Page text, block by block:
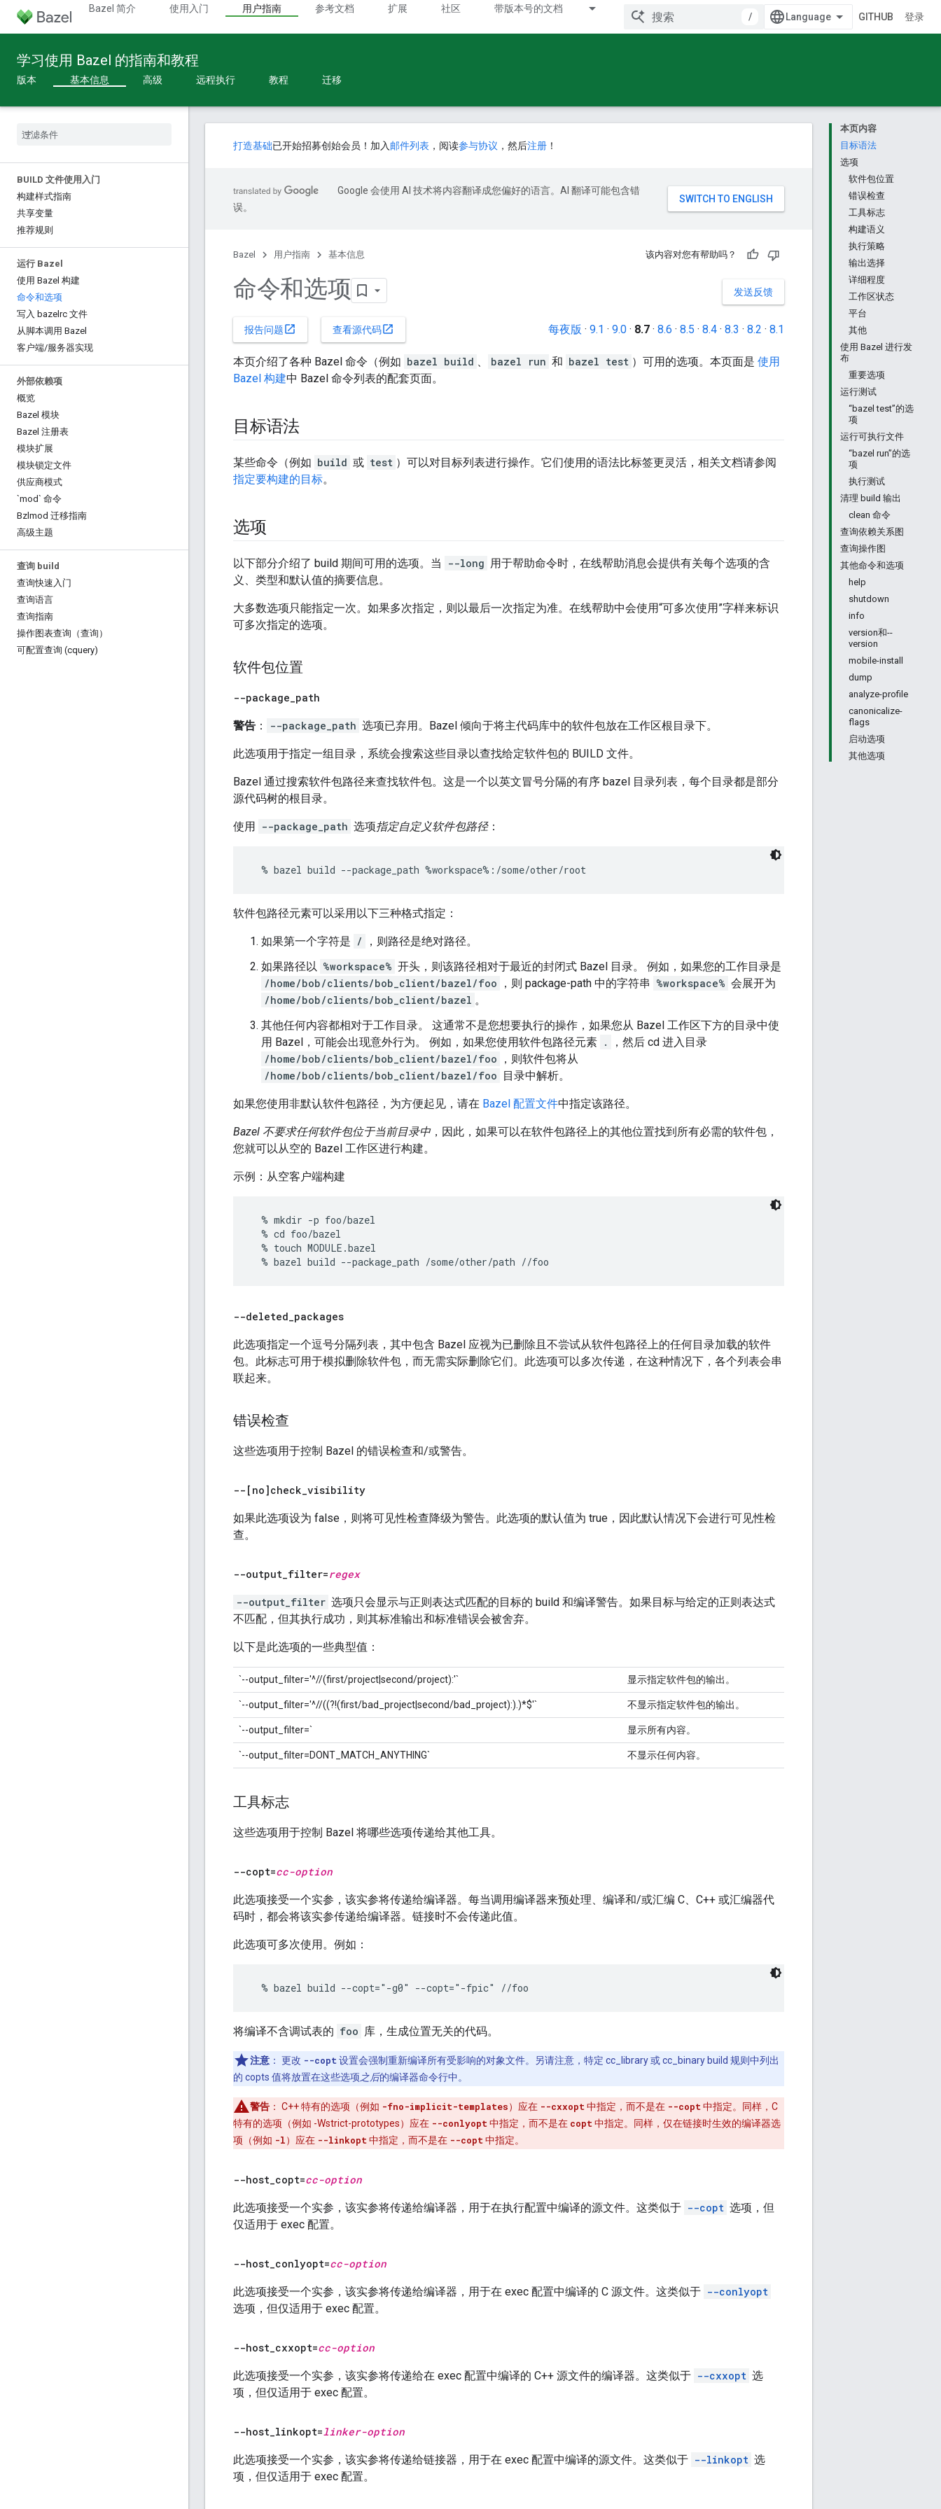
Bazel 简介 使用入门 用户指南 参考文档 扩展 社区 带版本号的文档
/ GITHUB 登录
学习使用 Bazel 的指南和教程
版本 基本信息 高级 远程执行 教程 迁移
BUILD 文件使用入门
构建样式指南
共享变量
推荐规则
运行 Bazel
使用 Bazel 构建
命令和选项
写入 bazelrc 文件
从脚本调用 Bazel
客户端/服务器实现
外部依赖项
概览
Bazel 模块
Bazel 注册表
模块扩展
模块锁定文件
供应商模式
`mod` 命令
Bzlmod 迁移指南
高级主题
查询 build
查询快速入门
查询语言
查询指南
操作图表查询（查询）
可配置查询 (cquery)
本页内容
目标语法
选项
软件包位置
错误检查
工具标志
构建语义
执行策略
输出选择
详细程度
工作区状态
平台
其他
使用 Bazel 进行发
布
重要选项
运行测试
“bazel test”的选
项
运行可执行文件
“bazel run”的选
项
执行测试
清理 build 输出
clean 命令
查询依赖关系图
查询操作图
其他命令和选项
help
shutdown
info
version和--
version
mobile-install
dump
analyze-profile
canonicalize-
flags
启动选项
其他选项
打造基础已开始招募创始会员！加入 邮件列表 ，阅读参与协议 ，然后注册 ！
Google 会使用 AI 技术将内容翻译成您偏好的语言。AI 翻译可能包含错
误。
Bazel 用户指南 基本信息 该内容对您有帮助吗？
发送反馈
命令和选项
报告问题 open_in_new 查看源代码open_in_new 每夜版 · 9.1 · 9.0 · 8.7 · 8.6 · 8.5 · 8.4 · 8.3 · 8.2 · 8.1
本页介绍了各种 Bazel 命令（例如 bazel build 、 bazel run 和 bazel test ）可用的选项。本页面是 使用
Bazel 构建中 Bazel 命令列表的配套页面。
目标语法
某些命令（例如 build 或 test ）可以对目标列表进行操作。它们使用的语法比标签更灵活，相关文档请参阅
指定要构建的目标。
选项
以下部分介绍了 build 期间可用的选项。当 --long 用于帮助命令时，在线帮助消息会提供有关每个选项的含
义、类型和默认值的摘要信息。
大多数选项只能指定一次。如果多次指定，则以最后一次指定为准。在线帮助中会使用“可多次使用”字样来标识
可多次指定的选项。
软件包位置
--package_path
警告 ： --package_path 选项已弃用。Bazel 倾向于将主代码库中的软件包放在工作区根目录下。
此选项用于指定一组目录，系统会搜索这些目录以查找给定软件包的 BUILD 文件。
Bazel 通过搜索软件包路径来查找软件包。这是一个以英文冒号分隔的有序 bazel 目录列表，每个目录都是部分
源代码树的根目录。
使用 --package_path 选项指定自定义软件包路径：
软件包路径元素可以采用以下三种格式指定：
如果第一个字符是 /
，则路径是绝对路径。
如果路径以 %workspace% 开头，则该路径相对于最近的封闭式 Bazel 目录。 例如，如果您的工作目录是
/home/bob/clients/bob_client/bazel/foo
，则 package-path 中的字符串 %workspace% 会展开为
/home/bob/clients/bob_client/bazel 。
其他任何内容都相对于工作目录。 这通常不是您想要执行的操作，如果您从 Bazel 工作区下方的目录中使
用 Bazel，可能会出现意外行为。 例如，如果您使用软件包路径元素 .
，然后 cd 进入目录
/home/bob/clients/bob_client/bazel/foo
，则软件包将从
/home/bob/clients/bob_client/bazel/foo 目录中解析。
如果您使用非默认软件包路径，为方便起见，请在 Bazel 配置文件中指定该路径。
Bazel 不要求任何软件包位于当前目录中，因此，如果可以在软件包路径上的其他位置找到所有必需的软件包，
您就可以从空的 Bazel 工作区进行构建。
示例：从空客户端构建
  % mkdir -p foo/bazel
  % cd foo/bazel
  % touch MODULE.bazel
--deleted_packages
此选项指定一个逗号分隔列表，其中包含 Bazel 应视为已删除且不尝试从软件包路径上的任何目录加载的软件
包。此标志可用于模拟删除软件包，而无需实际删除它们。此选项可以多次传递，在这种情况下，各个列表会串
联起来。
错误检查
这些选项用于控制 Bazel 的错误检查和/或警告。
--[no]check_visibility
如果此选项设为 false，则将可见性检查降级为警告。此选项的默认值为 true，因此默认情况下会进行可见性检
查。
--output_filter=regex
--output_filter 选项只会显示与正则表达式匹配的目标的 build 和编译警告。如果目标与给定的正则表达式
不匹配，但其执行成功，则其标准输出和标准错误会被舍弃。
以下是此选项的一些典型值：
`--output_filter='^//(first/project|second/project):'` 显示指定软件包的输出。
`--output_filter='^//((?!(first/bad_project|second/bad_project):).)*$'` 不显示指定软件包的输出。
`--output_filter=` 显示所有内容。
`--output_filter=DONT_MATCH_ANYTHING` 不显示任何内容。
工具标志
这些选项用于控制 Bazel 将哪些选项传递给其他工具。
--copt=cc-option
此选项接受一个实参，该实参将传递给编译器。每当调用编译器来预处理、编译和/或汇编 C、C++ 或汇编器代
码时，都会将该实参传递给编译器。链接时不会传递此值。
此选项可多次使用。例如：
将编译不含调试表的 foo 库，生成位置无关的代码。
注意 ： 更改 --copt 设置会强制重新编译所有受影响的对象文件。另请注意，特定 cc_library 或 cc_binary build 规则中列出
的 copts 值将放置在这些选项 之后的编译器命令行中。
警告 ： C++ 特有的选项（例如 -fno-implicit-templates）应在 --cxxopt 中指定，而不是在 --copt 中指定。同样，C
特有的选项（例如 -Wstrict-prototypes）应在 --conlyopt 中指定，而不是在 copt 中指定。同样，仅在链接时生效的编译器选
项（例如 -l）应在 --linkopt 中指定，而不是在 --copt 中指定。
--host_copt=cc-option
此选项接受一个实参，该实参将传递给编译器，用于在执行配置中编译的源文件。这类似于 --copt 选项，但
仅适用于 exec 配置。
--host_conlyopt=cc-option
此选项接受一个实参，该实参将传递给编译器，用于在 exec 配置中编译的 C 源文件。这类似于 --conlyopt
选项，但仅适用于 exec 配置。
--host_cxxopt=cc-option
此选项接受一个实参，该实参将传递给在 exec 配置中编译的 C++ 源文件的编译器。这类似于 --cxxopt 选
项，但仅适用于 exec 配置。
--host_linkopt=linker-option
此选项接受一个实参，该实参将传递给链接器，用于在 exec 配置中编译的源文件。这类似于 --linkopt 选
项，但仅适用于 exec 配置。